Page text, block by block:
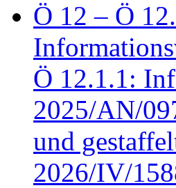
Ö 12 – Ö
Ö 12.1.1:
2025/AN/
und
2026/IV/